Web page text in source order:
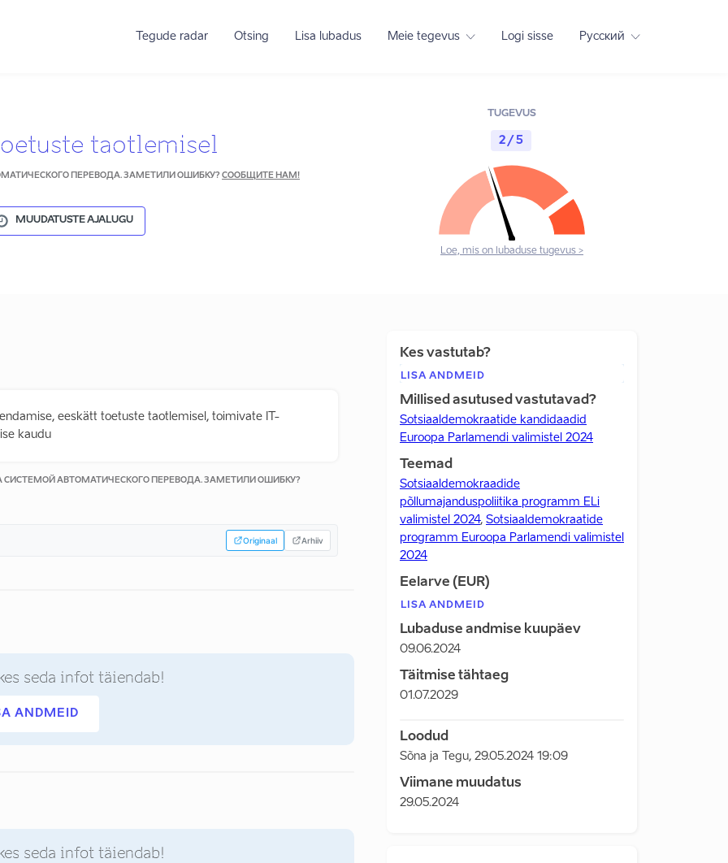
Tegude radar Otsing Lisa lubadus Meie tegevus Logi sisse Русский
taotlemisel
ПЕРЕВОДА. ЗАМЕТИЛИ ОШИБКУ? СООБЩИТЕ НАМ!
MUUDATUSTE AJALUGU
TUGEVUS
2 / 5
Loe, mis on lubaduse tugevus >
eeskätt toetuste taotlemisel, toimivate IT-
kaudu
СИСТЕМОЙ АВТОМАТИЧЕСКОГО ПЕРЕВОДА. ЗАМЕТИЛИ ОШИБКУ?
Originaal Arhiiv
seda infot täiendab!
ANDMEID
seda infot täiendab!
Kes vastutab?
LISA ANDMEID
Millised asutused vastutavad?
Sotsiaaldemokraatide kandidaadid
Euroopa Parlamendi valimistel 2024
Teemad
Sotsiaaldemokraadide
põllumajanduspoliitika programm ELi
valimistel 2024, Sotsiaaldemokraatide
programm Euroopa Parlamendi valimistel
2024
Eelarve (EUR)
LISA ANDMEID
Lubaduse andmise kuupäev
09.06.2024
Täitmise tähtaeg
01.07.2029
Loodud
Sõna ja Tegu, 29.05.2024 19:09
Viimane muudatus
29.05.2024